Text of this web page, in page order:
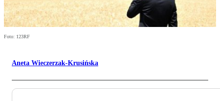
Foto: 123RF
Aneta Wieczerzak-Krusińska